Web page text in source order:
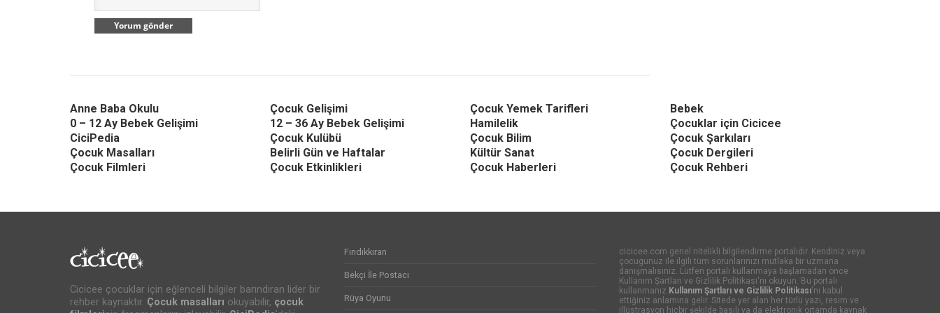
Anne Baba Okulu Çocuk Gelişimi Çocuk Yemek Tarifleri
Bebek
0 – 12 Ay Bebek Gelişimi
12 – 36 Ay Bebek Gelişimi Hamilelik
Çocuklar için Cicicee
CiciPedia
Çocuk Kulübü Çocuk Bilim
Çocuk Şarkıları
Çocuk Masalları
Belirli Gün ve Haftalar Kültür Sanat
Çocuk Dergileri
Çocuk Filmleri
Çocuk Etkinlikleri Çocuk Haberleri Çocuk Rehberi
Cicicee çocuklar için eğlenceli bilgiler barındıran lider bir
rehber kaynaktır. Çocuk masalları okuyabilir, çocuk
Fındıkkıran
Bekçi İle Postacı
Rüya Oyunu
cicicee.com genel nitelikli bilgilendirme portalıdır. Kendiniz veya
çocugunuz ile ilgili tüm sorunlarınızı mutlaka bir uzmana
danışmalısınız. Lütfen portalı kullanmaya başlamadan önce
Kullanım Şartları ve Gizlilik Politikası'nı okuyun. Bu portalı
kullanmanız Kullanım Şartları ve Gizlilik Politikası'nı kabul
ettiğiniz anlamına gelir. Sitede yer alan her türlü yazı, resim ve
illüstrasyon hiçbir şekilde basılı ya da elektronik ortamda kaynak